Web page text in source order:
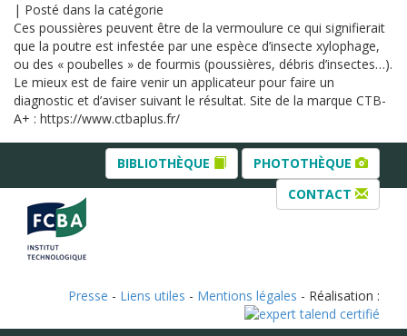
| Posté dans la catégorie
Ces poussières peuvent être de la vermoulure ce qui signifierait
que la poutre est infestée par une espèce d’insecte xylophage,
ou des « poubelles » de fourmis (poussières, débris d’insectes…).
Le mieux est de faire venir un applicateur pour faire un
diagnostic et d’aviser suivant le résultat. Site de la marque CTB-
A+ : https://www.ctbaplus.fr/
BIBLIOTHÈQUE
PHOTOTHÈQUE
CONTACT
Presse - Liens utiles - Mentions légales - Réalisation :